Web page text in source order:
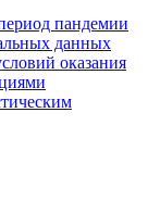
пандемии
данных
оказания